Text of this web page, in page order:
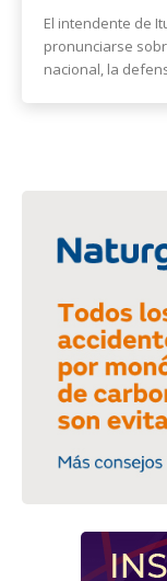
El intendente de
pronunciarse
nacional, la